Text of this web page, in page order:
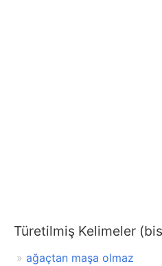
Türetilmiş Kelimeler
ağaçtan maşa olmaz